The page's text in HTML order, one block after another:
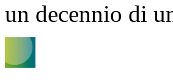
un decennio di